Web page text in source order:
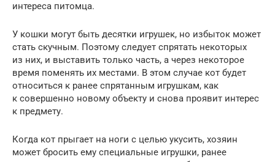
интереса питомца.
У кошки могут быть десятки игрушек, но избыток может
стать скучным. Поэтому следует спрятать некоторых
из них, и выставить только часть, а через некоторое
время поменять их местами. В этом случае кот будет
относиться к ранее спрятанным игрушкам, как
к совершенно новому объекту и снова проявит интерес
к предмету.
Когда кот прыгает на ноги с целью укусить, хозяин
может бросить ему специальные игрушки, ранее